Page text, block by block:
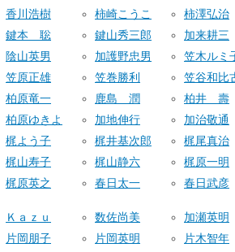
香川浩樹 柿崎こうこ
柿澤弘治
鍵本 聡 鍵山秀三郎
加来耕三
陰山英男 加護野忠男
笠木ルミ
笠原正雄 笠巻勝利
笠谷和比
柏原竜一 鹿島 潤
柏井 壽
柏原ゆきよ 加地伸行
加治敬通
梶よう子 梶井基次郎
梶尾真治
梶山寿子 梶山静六
梶原一明
梶原英之 春日太一 春日武彦
Ｋａｚｕ 数佐尚美
加瀬英明
片岡朋子 片岡英明
片木智年